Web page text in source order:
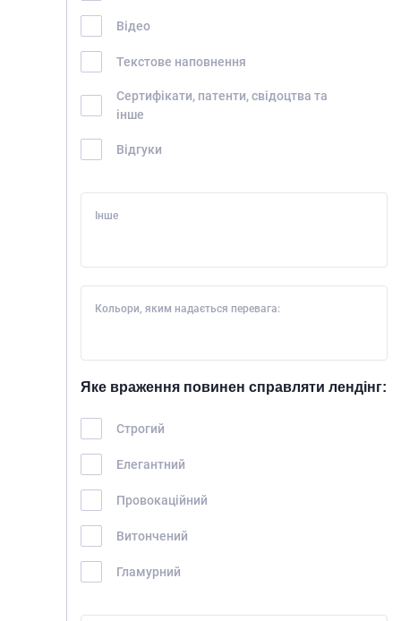
Відео
Текстове наповнення
Сертифікати, патенти, свідоцтва та
інше
Відгуки
Інше
Кольори, яким надається перевага:
Яке враження повинен справляти лендінг:
Строгий
Елегантний
Провокаційний
Витончений
Гламурний